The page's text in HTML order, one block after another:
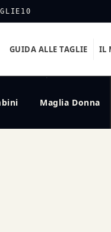
GUIDA ALLE TAGLIE IL
Maglia Donna